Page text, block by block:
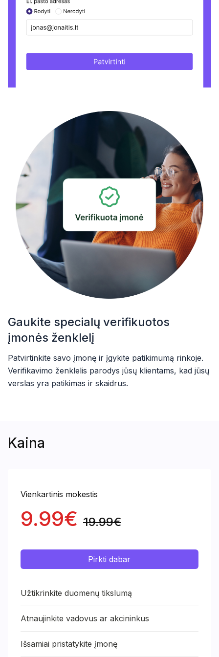
Gaukite specialų verifikuotos
įmonės ženklelį
Patvirtinkite savo įmonę ir įgykite patikimumą rinkoje.
Verifikavimo ženklelis parodys jūsų klientams, kad jūsų
verslas yra patikimas ir skaidrus.
Kaina
Vienkartinis mokestis
9.99€ 19.99€
Pirkti dabar
Užtikrinkite duomenų tikslumą
Atnaujinkite vadovus ar akcininkus
Išsamiai pristatykite įmonę